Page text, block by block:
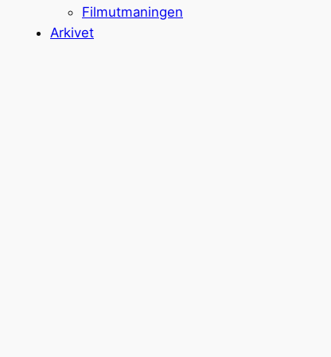
Filmutmaningen
Arkivet